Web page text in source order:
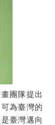
團隊提出
為臺灣的
臺灣邁向